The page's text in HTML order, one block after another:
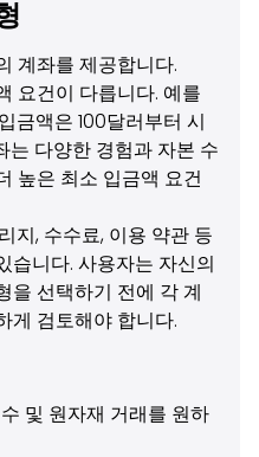
계좌를 제공합니다.
요건이 다릅니다. 예를
금액은 100달러부터 시
는 다양한 경험과 자본 수
높은 최소 입금액 요건
지, 수수료, 이용 약관 등
습니다. 사용자는 자신의
을 선택하기 전에 각 계
게 검토해야 합니다.
및 원자재 거래를 원하